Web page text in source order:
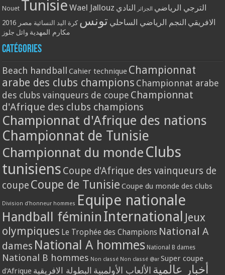
Nouet Tunisie Wael Jallouz الترجي الرياضي الجزائر النادي
الافريقي النجم الرياضي الساحلي تونس كرة اليد النسائية مصر 2016
مكارم المهدية وائل جلوز
Catégories
Beach handball Cahier technique Championnat
arabe des clubs champions Championnat arabe
des clubs vainqueurs de coupe Championnat
d'Afrique des clubs champions
Championnat d'Afrique des nations
Championnat de Tunisie
Championnat du monde Clubs
tunisiens Coupe d'Afrique des vainqueurs de
coupe Coupe de Tunisie Coupe du monde des clubs
Division d'honneur hommes Equipe nationale
Handball féminin International Jeux
olympiques Le Trophée des Champions National A
dames National A hommes National B dames
National B hommes Non classé Non classé @ar Super coupe
d'Afrique
أخبار عالمية الألعاب الأولمبية البطولة الافريقية